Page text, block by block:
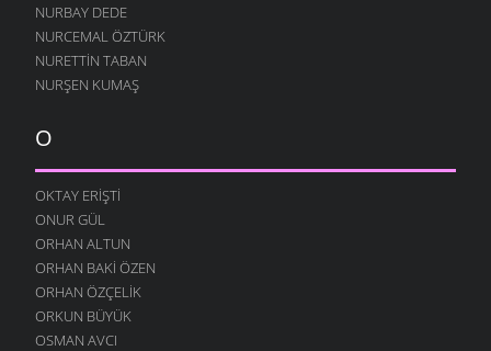
NURBAY DEDE
NURCEMAL ÖZTÜRK
NURETTIN TABAN
NURŞEN KUMAŞ
O
OKTAY ERIŞTI
ONUR GÜL
ORHAN ALTUN
ORHAN BAKI ÖZEN
ORHAN ÖZÇELIK
ORKUN BÜYÜK
OSMAN AVCI